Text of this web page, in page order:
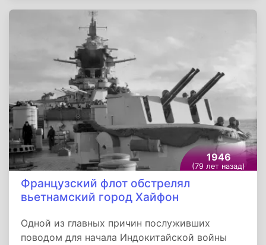
сильно укреплёнными опорными пунктами
Тюрье, Иде и Мяебе.
1946
(79 лет назад)
Французский флот обстрелял
вьетнамский город Хайфон
Одной из главных причин послуживших
поводом для начала Индокитайской войны